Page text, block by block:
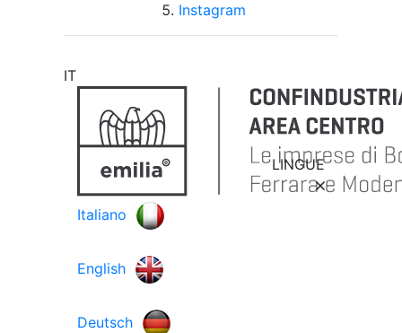
Instagram
IT
LINGUE
Italiano
English
Deutsch